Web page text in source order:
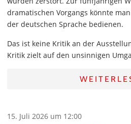
dramatischen Vorgangs könnte
der deutschen Sprache bedienen.
Das ist keine Kritik an der
Kritik zielt auf den unsinnigen
15. Juli 2026 um 12:00